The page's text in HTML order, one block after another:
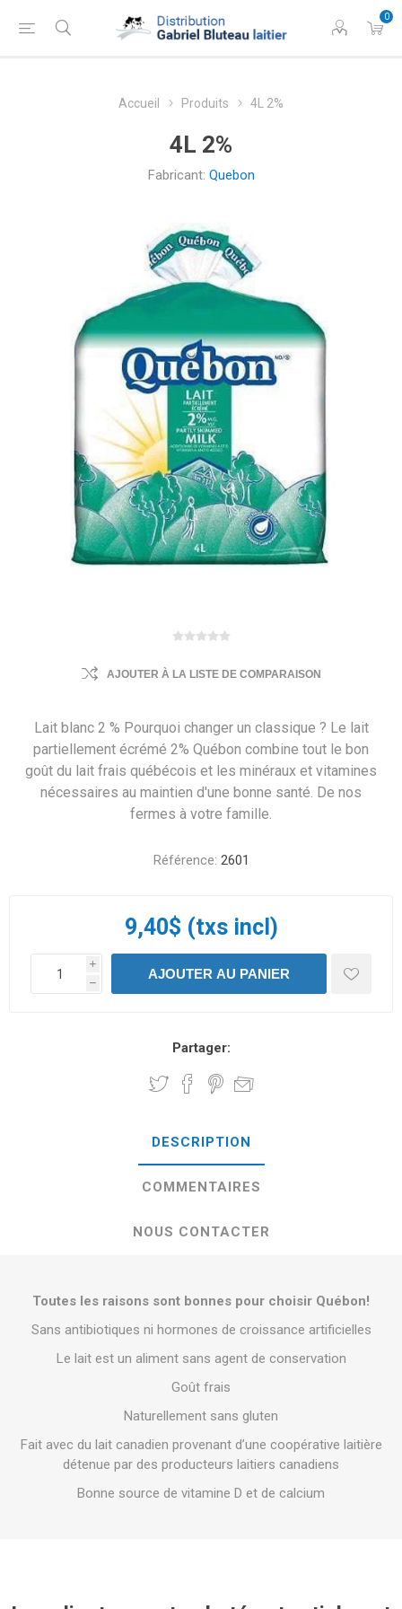
0
Accueil Produits 4L 2%
4L 2%
Fabricant: Quebon
AJOUTER À LA LISTE DE COMPARAISON
Lait blanc 2 % Pourquoi changer un classique ? Le lait
partiellement écrémé 2% Québon combine tout le bon
goût du lait frais québécois et les minéraux et vitamines
nécessaires au maintien d'une bonne santé. De nos
fermes à votre famille.
Référence: 2601
9,40$ (txs incl)
i
h
Partager:
DESCRIPTION
COMMENTAIRES
NOUS CONTACTER
Toutes les raisons sont bonnes pour choisir Québon!
Sans antibiotiques ni hormones de croissance artificielles
Le lait est un aliment sans agent de conservation
Goût frais
Naturellement sans gluten
Fait avec du lait canadien provenant d’une coopérative laitière
détenue par des producteurs laitiers canadiens
Bonne source de vitamine D et de calcium